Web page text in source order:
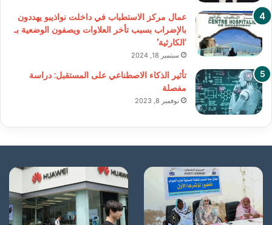
عمال مركز الاستطباب في داخلت نواذيبو يهددون
بالإضراب بسبب تأخر العلاوات ويصفون الوضعية بـ
‘الكارثية’
سبتمبر 18, 2024
تأثير الذكاء الاصطناعي على المستقبل: دراسة
مفصلة
نوفمبر 8, 2023